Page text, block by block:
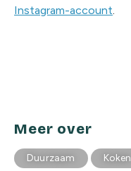
Instagram-account
Meer over
Duurzaam Koken